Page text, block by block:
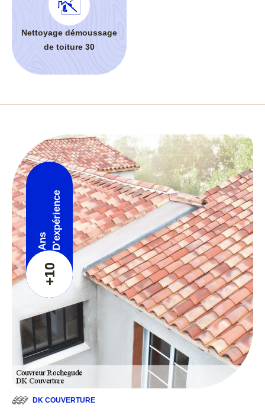
Nettoyage démoussage
de toiture 30
+10
Ans D'expérience
DK COUVERTURE